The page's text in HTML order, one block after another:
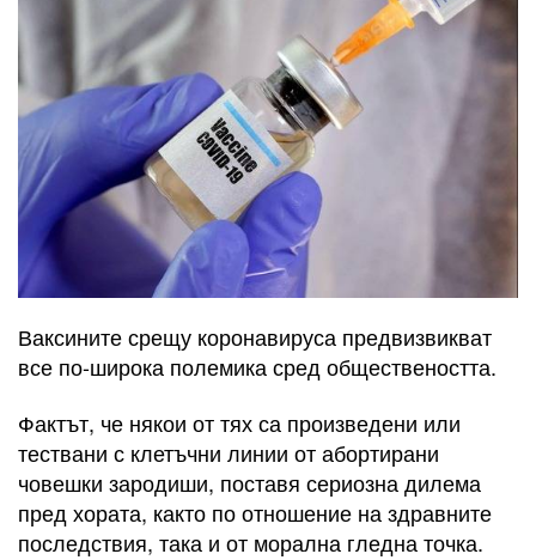
Ваксините срещу коронавируса предвизвикват
все по-широка полемика сред обществеността.
Фактът, че някои от тях са произведени или
тествани с клетъчни линии от абортирани
човешки зародиши, поставя сериозна дилема
пред хората, както по отношение на здравните
последствия, така и от морална гледна точка.